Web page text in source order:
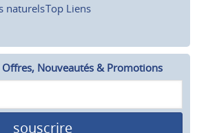
naturelsTop Liens
Nouveautés & Promotions
souscrire